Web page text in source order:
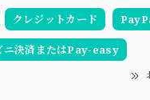
クレジットカード
ニ決済またはPay-easy